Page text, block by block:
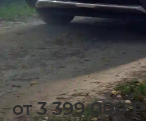
от 3 399 000 ₽